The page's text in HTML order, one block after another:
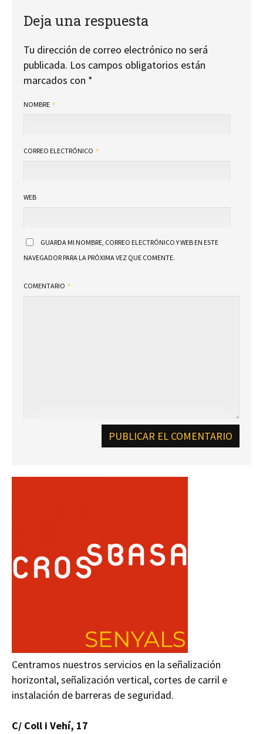
Deja una respuesta
Tu dirección de correo electrónico no será
publicada. Los campos obligatorios están
marcados con *
NOMBRE
CORREO ELECTRÓNICO
WEB
GUARDA MI NOMBRE, CORREO ELECTRÓNICO Y WEB EN ESTE
NAVEGADOR PARA LA PRÓXIMA VEZ QUE COMENTE.
COMENTARIO
Centramos nuestros servicios en la señalización
horizontal, señalización vertical, cortes de carril e
instalación de barreras de seguridad.
C/ Coll i Vehí, 17